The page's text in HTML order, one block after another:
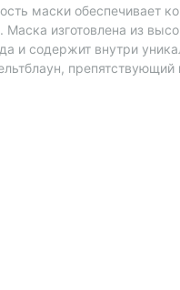
маски обеспечивает
изготовлена из
и содержит внутри
препятствующий